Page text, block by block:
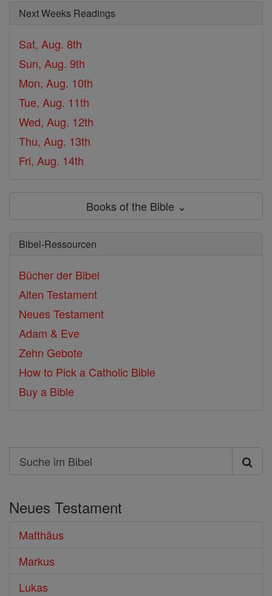
Next Weeks Readings
Sat, Aug. 8th
Sun, Aug. 9th
Mon, Aug. 10th
Tue, Aug. 11th
Wed, Aug. 12th
Thu, Aug. 13th
Fri, Aug. 14th
Books of the Bible ⌄
Bibel-Ressourcen
Bücher der Bibel
Alten Testament
Neues Testament
Adam & Eve
Zehn Gebote
How to Pick a Catholic Bible
Buy a Bible
Search
Suche
Bibel
Neues Testament
Matthäus
Markus
Lukas